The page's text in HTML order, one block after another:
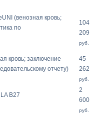
(венозная кровь;
по
104
209
руб.
кровь; заключение
отчету)
45
262
руб.
В27
2
600
руб.